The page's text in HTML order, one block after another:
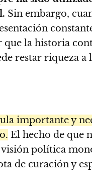
Sin embargo,
la historia
restar riqueza a
importante y
El hecho de que
política
de curación y